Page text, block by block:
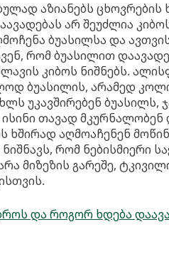
აზიანებს ცხოვრების
არ შეუძლია
ბუასილსა და
რომ ბუასილით
კიბოს ნიშნებს.
ბუასილის, არამედ
უკავშირებენ
თავად მკურნალობენ
ხშირად აღმოაჩენენ
რომ ნებისმიერი
მიზეზის გარეშე,
და როგორ ხდება